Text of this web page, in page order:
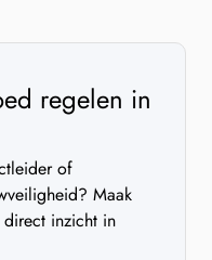
regelen in
of
Maak
direct inzicht in